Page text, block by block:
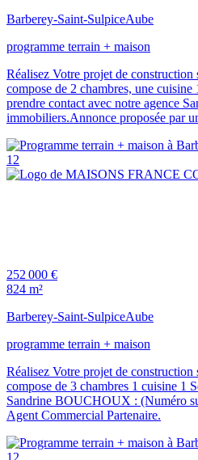
Barberey-Saint-SulpiceAube
programme terrain + maison
Réalisez Votre projet de
compose de 2 chambres, une
prendre contact avec notre agence
immobiliers.Annonce proposée par
12
252 000 €
824 m²
Barberey-Saint-SulpiceAube
programme terrain + maison
Réalisez Votre projet de
compose de 3 chambres 1 cuisine 1
Sandrine BOUCHOUX : (Numéro
Agent Commercial Partenaire.